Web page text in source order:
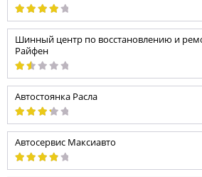
Шинный центр по восстановлению и
Райфен
Автостоянка Расла
Автосервис Максиавто